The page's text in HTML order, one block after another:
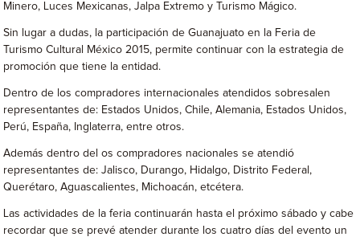
Minero, Luces Mexicanas, Jalpa Extremo y Turismo Mágico.
Sin lugar a dudas, la participación de Guanajuato en la Feria de
Turismo Cultural México 2015, permite continuar con la estrategia de
promoción que tiene la entidad.
Dentro de los compradores internacionales atendidos sobresalen
representantes de: Estados Unidos, Chile, Alemania, Estados Unidos,
Perú, España, Inglaterra, entre otros.
Además dentro del os compradores nacionales se atendió
representantes de: Jalisco, Durango, Hidalgo, Distrito Federal,
Querétaro, Aguascalientes, Michoacán, etcétera.
Las actividades de la feria continuarán hasta el próximo sábado y cabe
recordar que se prevé atender durante los cuatro días del evento un